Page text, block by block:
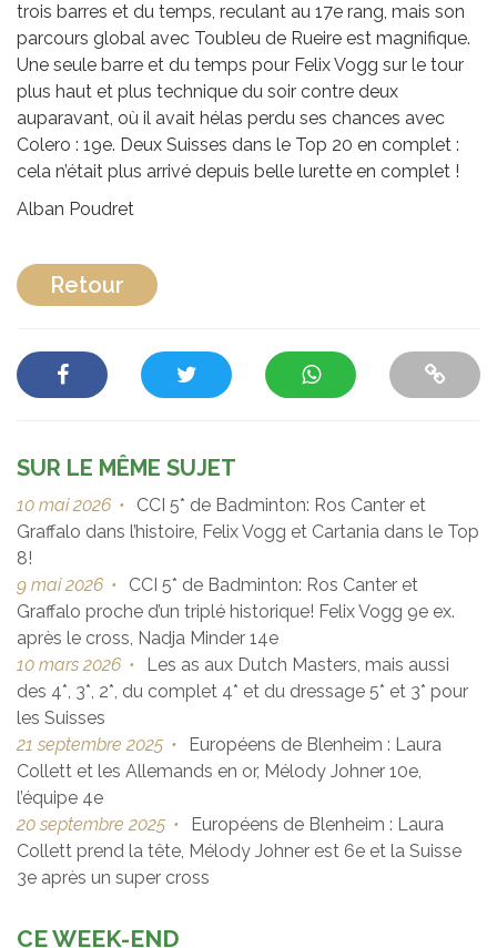
trois barres et du temps, reculant au 17e rang, mais son
parcours global avec Toubleu de Rueire est magnifique.
Une seule barre et du temps pour Felix Vogg sur le tour
plus haut et plus technique du soir contre deux
auparavant, où il avait hélas perdu ses chances avec
Colero : 19e. Deux Suisses dans le Top 20 en complet :
cela n’était plus arrivé depuis belle lurette en complet !
Alban Poudret
Retour
SUR LE MÊME SUJET
10 mai 2026 •
CCI 5* de Badminton: Ros Canter et
Graffalo dans l’histoire, Felix Vogg et Cartania dans le Top
8!
9 mai 2026 •
CCI 5* de Badminton: Ros Canter et
Graffalo proche d’un triplé historique! Felix Vogg 9e ex.
après le cross, Nadja Minder 14e
10 mars 2026 •
Les as aux Dutch Masters, mais aussi
des 4*, 3*, 2*, du complet 4* et du dressage 5* et 3* pour
les Suisses
21 septembre 2025 •
Européens de Blenheim : Laura
Collett et les Allemands en or, Mélody Johner 10e,
l’équipe 4e
20 septembre 2025 •
Européens de Blenheim : Laura
Collett prend la tête, Mélody Johner est 6e et la Suisse
3e après un super cross
CE WEEK-END